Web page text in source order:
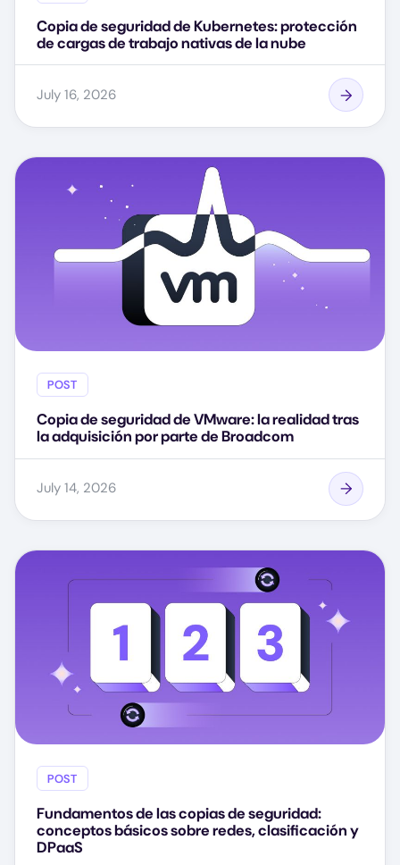
Copia de seguridad de Kubernetes: protección
de cargas de trabajo nativas de la nube
July 16, 2026
POST
Copia de seguridad de VMware: la realidad tras
la adquisición por parte de Broadcom
July 14, 2026
POST
Fundamentos de las copias de seguridad:
conceptos básicos sobre redes, clasificación y
DPaaS